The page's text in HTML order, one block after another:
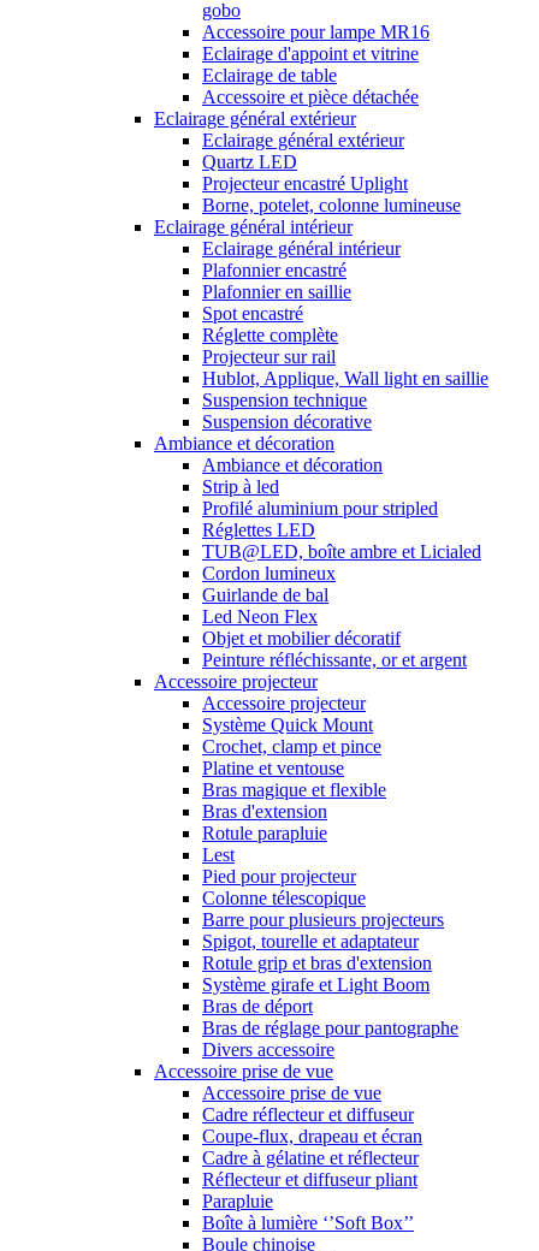
gobo
Accessoire pour lampe MR16
Eclairage d'appoint et vitrine
Eclairage de table
Accessoire et pièce détachée
Eclairage général extérieur
Eclairage général extérieur
Quartz LED
Projecteur encastré Uplight
Borne, potelet, colonne lumineuse
Eclairage général intérieur
Eclairage général intérieur
Plafonnier encastré
Plafonnier en saillie
Spot encastré
Réglette complète
Projecteur sur rail
Hublot, Applique, Wall light en saillie
Suspension technique
Suspension décorative
Ambiance et décoration
Ambiance et décoration
Strip à led
Profilé aluminium pour stripled
Réglettes LED
TUB@LED, boîte ambre et Licialed
Cordon lumineux
Guirlande de bal
Led Neon Flex
Objet et mobilier décoratif
Peinture réfléchissante, or et argent
Accessoire projecteur
Accessoire projecteur
Système Quick Mount
Crochet, clamp et pince
Platine et ventouse
Bras magique et flexible
Bras d'extension
Rotule parapluie
Lest
Pied pour projecteur
Colonne télescopique
Barre pour plusieurs projecteurs
Spigot, tourelle et adaptateur
Rotule grip et bras d'extension
Système girafe et Light Boom
Bras de déport
Bras de réglage pour pantographe
Divers accessoire
Accessoire prise de vue
Accessoire prise de vue
Cadre réflecteur et diffuseur
Coupe-flux, drapeau et écran
Cadre à gélatine et réflecteur
Réflecteur et diffuseur pliant
Parapluie
Boîte à lumière ‘’Soft Box’’
Boule chinoise